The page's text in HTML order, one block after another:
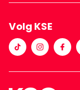
Volg KSE